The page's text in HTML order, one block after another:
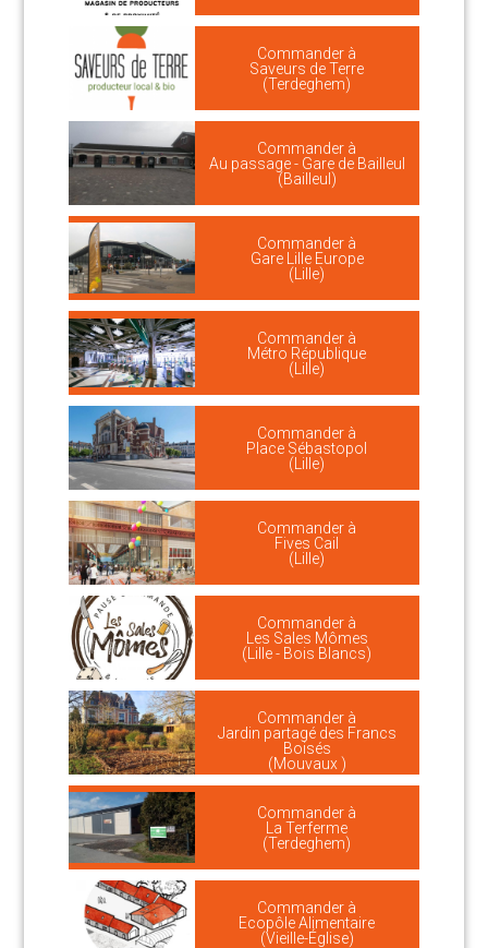
Commander à
Saveurs de Terre
(Terdeghem)
Commander à
Au passage - Gare de Bailleul
(Bailleul)
Commander à
Gare Lille Europe
(Lille)
Commander à
Métro République
(Lille)
Commander à
Place Sébastopol
(Lille)
Commander à
Fives Cail
(Lille)
Commander à
Les Sales Mômes
(Lille - Bois Blancs)
Commander à
Jardin partagé des Francs
Boisés
(Mouvaux )
Commander à
La Terferme
(Terdeghem)
Commander à
Ecopôle Alimentaire
(Vieille-Église)